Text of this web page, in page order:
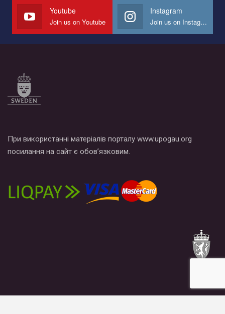
СОГИ в Украине.
Все, что вам нужно сделать - это зайти на наш канал YouTube
Youtube
Join us on Youtube
Instagram
Join us on Instagram
При використанні матеріалів порталу www.upogau.org
посилання на сайт є обов’язковим.